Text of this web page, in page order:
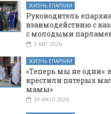
ЖИЗНЬ ЕПАРХИИ
Руководитель
взаимодействию с
с молодыми
3 АВГ 2026
ЖИЗНЬ ЕПАРХИИ
«Теперь мы не одни»:
крестили пятерых
мамы»
29 ИЮЛ 2026